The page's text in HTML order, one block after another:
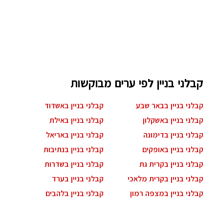
קבלני בניין לפי ערים מבוקשות
קבלני בניין בבאר שבע
קבלני בניין באשדוד
קבלני בניין באשקלון
קבלני בניין באילת
קבלני בניין בדימונה
קבלני בניין באריאל
קבלני בניין באופקים
קבלני בניין בנתיבות
קבלני בניין בקרית גת
קבלני בניין בשדרות
קבלני בניין בקרית מלאכי
קבלני בניין בערד
קבלני בניין במצפה רמון
קבלני בניין בלהבים